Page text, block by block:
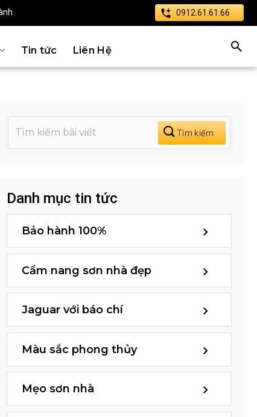
0912.61.61.66
Tin tức Liên Hệ
Danh mục tin tức
Bảo hành 100%
Cẩm nang sơn nhà đẹp
Jaguar với báo chí
Màu sắc phong thủy
Mẹo sơn nhà